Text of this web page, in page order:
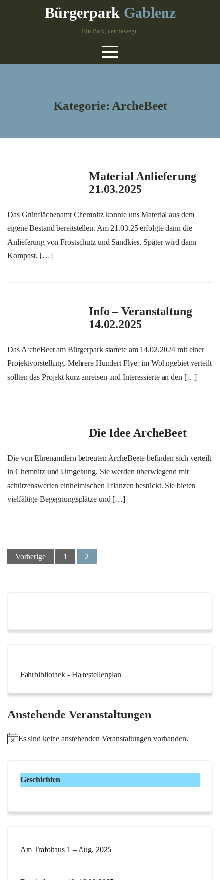
Bürgerpark Gablenz
Ein Park, der bewegt.
Kategorie: ArcheBeet
Material Anlieferung
21.03.2025
Das Grünflächenamt Chemnitz konnte uns Material aus dem
eigene Bestand bereitstellen. Am 21.03.25 erfolgte dann die
Anlieferung von Frostschutz und Sandkies. Später wird dann
Kompost, […]
Info – Veranstaltung
14.02.2025
Das ArcheBeet am Bürgerpark startete am 14.02.2024 mit einer
Projektvorstellung. Mehrere Hundert Flyer im Wohngebiet verteilt
sollten das Projekt kurz anreisen und Interessierte an den […]
Die Idee ArcheBeet
Die von Ehrenamtlern betreuten ArcheBeete befinden sich verteilt
in Chemnitz und Umgebung. Sie werden überwiegend mit
schützenswerten einheimischen Pflanzen bestückt. Sie bieten
vielfältige Begegnungsplätze und […]
Seitennummerierung
der
Vorherige 1 2
Fahrbibliothek - Haltestellenplan
Anstehende Veranstaltungen
H
s
Es sind keine anstehenden Veranstaltungen vorhanden.
Geschichten
Am Trafohaus 1 – Aug. 2025